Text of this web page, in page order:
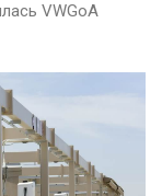
VWGoA